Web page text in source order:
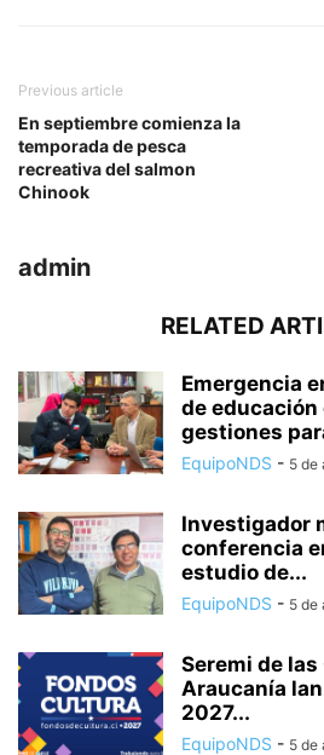
Previous article
En septiembre comienza la
temporada de pesca
recreativa del salmon
Chinook
admin
RELATED
Emergencia
de
gestiones
EquipoNDS - 5 de
Investigador
conferencia
estudio de...
EquipoNDS - 5 de
Seremi de
Araucanía
2027...
EquipoNDS - 5 de